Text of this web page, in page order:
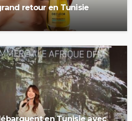
retour en Tunisie
en Tunisie avec